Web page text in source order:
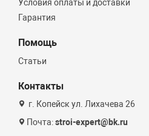
Условия оплаты и доставки
Гарантия
Помощь
Статьи
Контакты
г. Копейск ул. Лихачева 26
Почта:stroi-expert@bk.ru